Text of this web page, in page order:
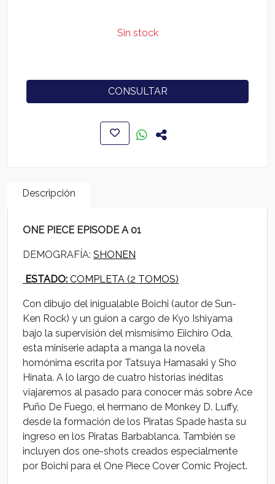
Sin stock
CONSULTAR
Descripción
ONE PIECE EPISODE A 01
DEMOGRAFÍA: SHONEN
ESTADO: COMPLETA (2 TOMOS)
Con dibujo del inigualable Boichi (autor de Sun-
Ken Rock) y un guion a cargo de Kyo Ishiyama
bajo la supervisión del mismísimo Eiichiro Oda,
esta miniserie adapta a manga la novela
homónima escrita por Tatsuya Hamasaki y Sho
Hinata. A lo largo de cuatro historias inéditas
viajaremos al pasado para conocer más sobre Ace
Puño De Fuego, el hermano de Monkey D. Luffy,
desde la formación de los Piratas Spade hasta su
ingreso en los Piratas Barbablanca. También se
incluyen dos one-shots creados especialmente
por Boichi para el One Piece Cover Comic Project.